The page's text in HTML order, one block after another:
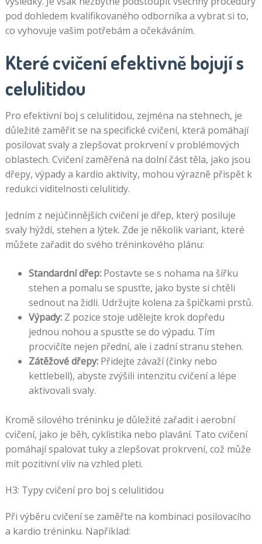
pod dohledem kvalifikovaného odborníka a vybrat si to,
co vyhovuje vašim potřebám a očekáváním.
Které cvičení efektivně bojují s
celulitidou
Pro efektivní boj s celulitidou, zejména na stehnech, je
důležité zaměřit se na specifické cvičení, která pomáhají
posilovat svaly a zlepšovat prokrvení v problémových
oblastech. Cvičení zaměřená na dolní část těla, jako jsou
dřepy, výpady a kardio aktivity, mohou výrazně přispět k
redukci viditelnosti celulitidy.
Jedním z nejúčinnějších cvičení je dřep, který posiluje
svaly hýždí, stehen a lýtek. Zde je několik variant, které
můžete zařadit do svého tréninkového plánu:
Standardní dřep:Postavte se s nohama na šířku
stehen a pomalu se spusťte, jako byste si chtěli
sednout na židli. Udržujte kolena za špičkami prstů.
Výpady:Z pozice stoje udělejte krok dopředu
jednou nohou a spusťte se do výpadu. Tím
procvičíte nejen přední, ale i zadní stranu stehen.
Zátěžové dřepy:Přidejte závaží (činky nebo
kettlebell), abyste zvýšili intenzitu cvičení a lépe
aktivovali svaly.
Kromě silového tréninku je důležité zařadit i aerobní
cvičení, jako je běh, cyklistika nebo plavání. Tato cvičení
pomáhají spalovat tuky a zlepšovat prokrvení, což může
mít pozitivní vliv na vzhled pleti.
H3: Typy cvičení pro boj s celulitidou
Při výběru cvičení se zaměřte na kombinaci posilovacího
a kardio tréninku. Například: